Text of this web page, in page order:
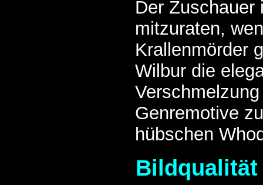
Der Zuschauer
mitzuraten,
Krallenmörder
Wilbur die
Genremotive
hübschen
Bildqualität